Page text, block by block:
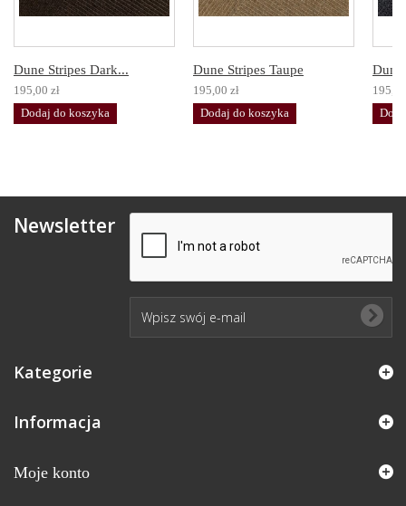
Dune Stripes Dark...
195,00 zł
Dodaj do koszyka
Dune Stripes Taupe
195,00 zł
Dodaj do koszyka
Dune
Newsletter
Kategorie
Informacja
Moje konto